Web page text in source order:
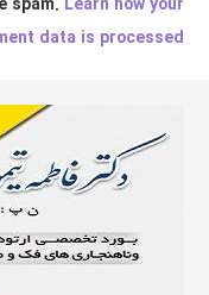
data is processed.